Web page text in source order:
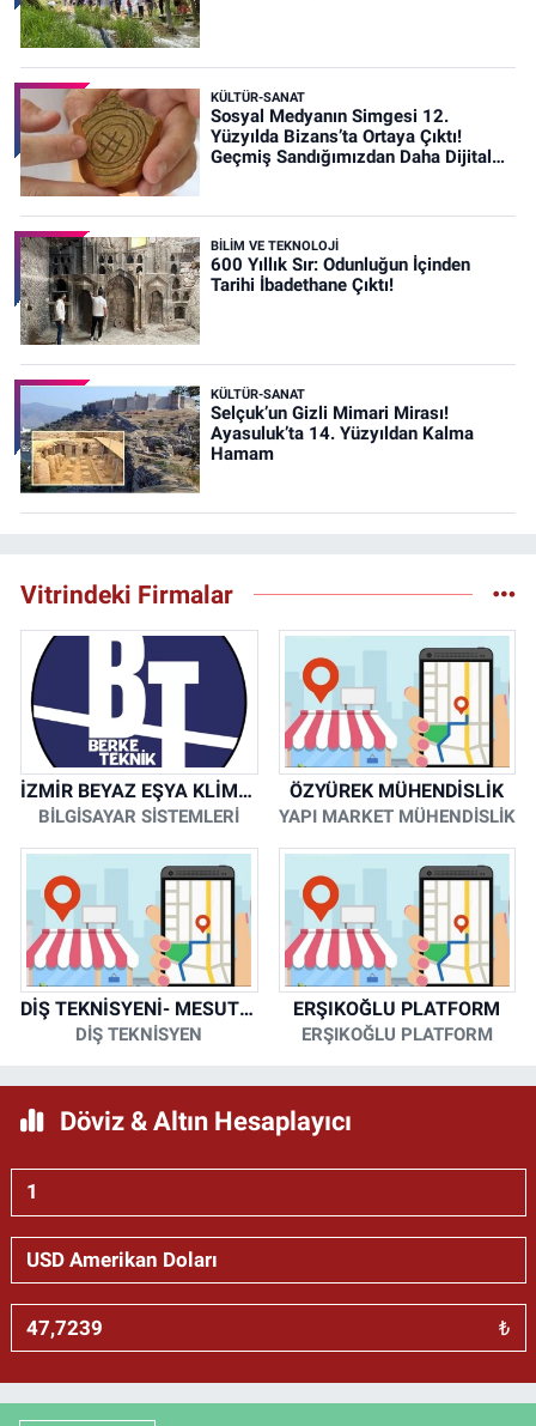
KÜLTÜR-SANAT
Sosyal Medyanın Simgesi 12.
Yüzyılda Bizans’ta Ortaya Çıktı!
Geçmiş Sandığımızdan Daha Dijital
BİLİM VE TEKNOLOJİ
600 Yıllık Sır: Odunluğun İçinden
Tarihi İbadethane Çıktı!
KÜLTÜR-SANAT
Selçuk’un Gizli Mimari Mirası!
Ayasuluk’ta 14. Yüzyıldan Kalma
Hamam
Vitrindeki Firmalar
İZMİR BEYAZ EŞYA KLİMA KOMBİ SERVİSİ
BİLGİSAYAR SİSTEMLERİ
ÖZYÜREK MÜHENDİSLİK
YAPI MARKET MÜHENDİSLİK
DİŞ TEKNİSYENİ- MESUT KORKMAZ
DİŞ TEKNİSYEN
ERŞIKOĞLU PLATFORM
ERŞIKOĞLU PLATFORM
Döviz & Altın Hesaplayıcı
₺